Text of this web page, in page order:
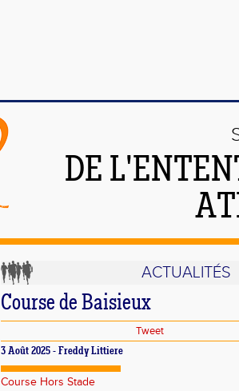
DE
ACTUALITÉS
Course de Baisieux
Tweet
3 Août 2025 - Freddy Littiere
Course Hors Stade